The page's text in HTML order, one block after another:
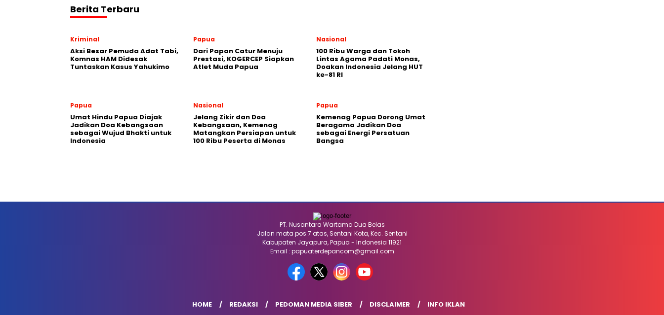
Berita Terbaru
Kriminal
Aksi Besar Pemuda Adat Tabi,
Komnas HAM Didesak
Tuntaskan Kasus Yahukimo
Papua
Dari Papan Catur Menuju
Prestasi, KOGERCEP Siapkan
Atlet Muda Papua
Nasional
100 Ribu Warga dan Tokoh
Lintas Agama Padati Monas,
Doakan Indonesia Jelang HUT
ke-81 RI
Papua
Umat Hindu Papua Diajak
Jadikan Doa Kebangsaan
sebagai Wujud Bhakti untuk
Indonesia
Nasional
Jelang Zikir dan Doa
Kebangsaan, Kemenag
Matangkan Persiapan untuk
100 Ribu Peserta di Monas
Papua
Kemenag Papua Dorong Umat
Beragama Jadikan Doa
sebagai Energi Persatuan
Bangsa
PT. Nusantara Wartama Dua Belas
Jalan mata pos 7 atas, Sentani Kota, Kec. Sentani
Kabupaten Jayapura, Papua - Indonesia 11921
Email : papuaterdepancom@gmail.com
HOME REDAKSI PEDOMAN MEDIA SIBER DISCLAIMER INFO IKLAN